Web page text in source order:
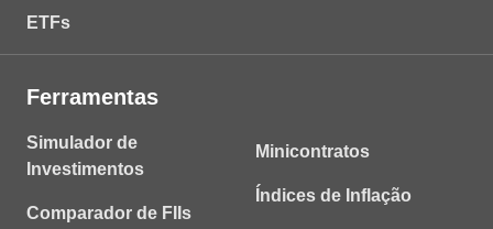
ETFs
Ferramentas
Simulador de
Investimentos
Comparador de FIIs
Minicontratos
Índices de Inflação